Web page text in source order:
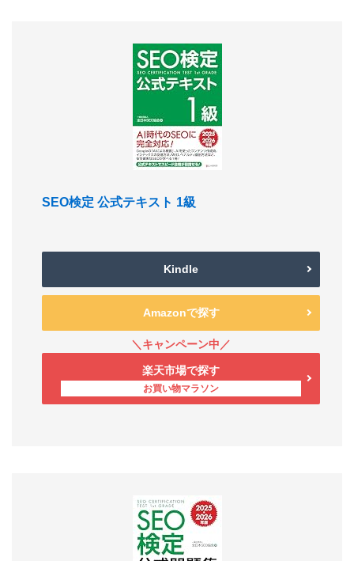
SEO検定 公式テキスト 1級
Kindle
Amazonで探す
楽天市場で探す